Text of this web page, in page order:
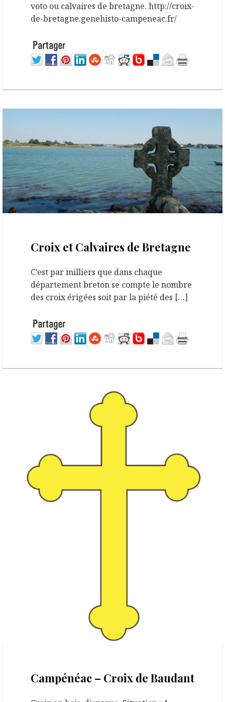
voto ou calvaires de bretagne. http://croix-
de-bretagne.genehisto-campeneac.fr/
Croix et Calvaires de Bretagne
C’est par milliers que dans chaque
département breton se compte le nombre
des croix érigées soit par la piété des […]
Campénéac – Croix de Baudant